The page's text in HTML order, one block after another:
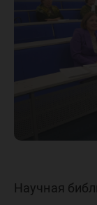
Научная